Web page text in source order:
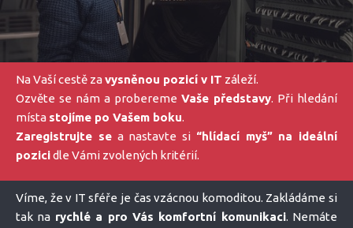
Na Vaší cestě zavysněnou pozicí v IT záleží.
Ozvěte se nám a probereme Vaše představy. Při hledání
místa stojíme po Vašem boku.
Zaregistrujte sea nastavte si “hlídací myš” na ideální
pozicidle Vámi zvolených kritérií.
Víme, že v IT sféře je čas vzácnou komoditou. Zakládáme si
tak na rychlé a pro Vás komfortní komunikaci. Nemáte